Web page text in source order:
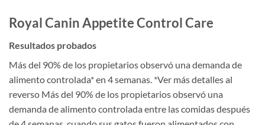
Royal Canin Appetite Control Care
Resultados probados
Más del 90% de los propietarios observó una demanda de
alimento controlada* en 4 semanas. *Ver más detalles al
reverso Más del 90% de los propietarios observó una
demanda de alimento controlada entre las comidas después